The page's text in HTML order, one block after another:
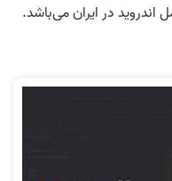
اندروید در ایران می‌باشد.